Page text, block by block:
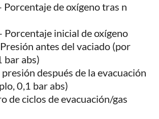
Porcentaje de oxígeno tras n
Porcentaje inicial de oxígeno
antes del vaciado (por
bar abs)
presión después de la evacuación
0,1 bar abs)
de ciclos de evacuación/gas